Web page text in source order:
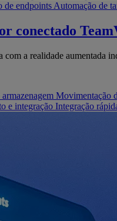
de endpoints Automação de
conectado
com a realidade aumentada
Movimentação
e integração Integração